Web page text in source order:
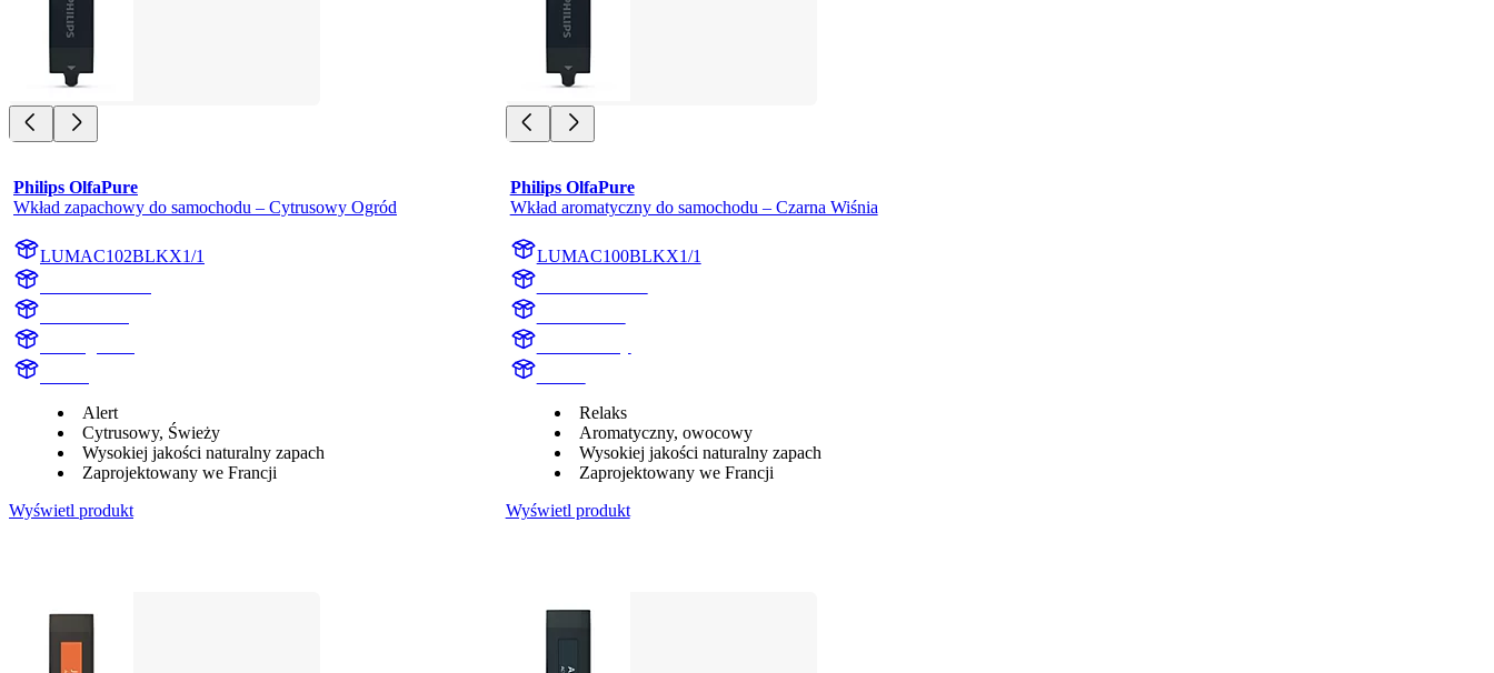
Philips OlfaPure
Wkład zapachowy do samochodu – Cytrusowy Ogród
LUMAC102BLKX1/1
Alert
Cytrusowy, Świeży
Wysokiej jakości naturalny zapach
Zaprojektowany we Francji
Wyświetl produkt
Philips OlfaPure
Wkład aromatyczny do samochodu – Czarna Wiśnia
LUMAC100BLKX1/1
Relaks
Aromatyczny, owocowy
Wysokiej jakości naturalny zapach
Zaprojektowany we Francji
Wyświetl produkt